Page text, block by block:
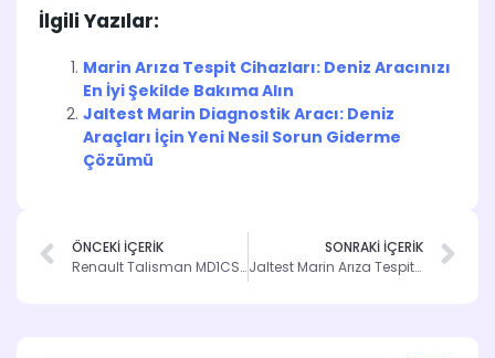
İlgili Yazılar:
Marin Arıza Tespit Cihazları: Deniz Aracınızı
En İyi Şekilde Bakıma Alın
Jaltest Marin Diagnostik Aracı: Deniz
Araçları İçin Yeni Nesil Sorun Giderme
Çözümü
ÖNCEKİ İÇERİK
Renault Talisman MD1CS006 Adblue İptal Emülatörü: Emisyon Kontrolünde Başarılı Çözüm
SONRAKİ İÇERİK
Jaltest Marin Arıza Tespit Cihazı ile Güvenliğinizi Artırın